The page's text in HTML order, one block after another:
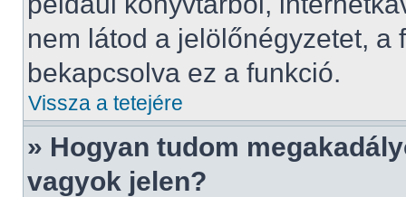
nem látod a jelölőnégyzetet,
bekapcsolva ez a funkció.
Vissza a tetejére
» Hogyan tudom
vagyok jelen?